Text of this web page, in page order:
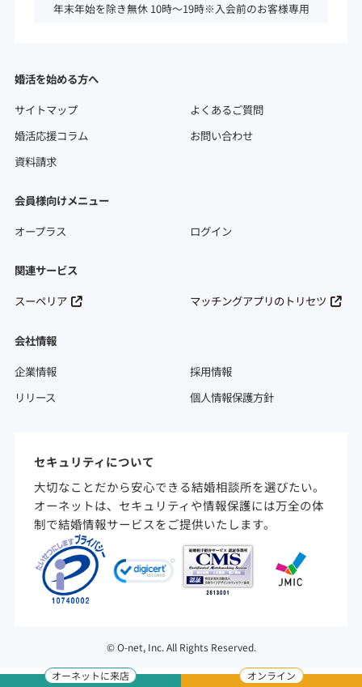
年末年始を除き無休 10時～19時※入会前のお客様専用
婚活を始める方へ
サイトマップ
よくあるご質問
婚活応援コラム
お問い合わせ
資料請求
会員様向けメニュー
オープラス
ログイン
関連サービス
スーペリア
マッチングアプリのトリセツ
会社情報
企業情報
採用情報
リリース
個人情報保護方針
セキュリティについて
大切なことだから安心できる結婚相談所を選びたい。
オーネットは、セキュリティや情報保護には万全の体
制で結婚情報サービスをご提供いたします。
©O-net, Inc. All Rights Reserved.